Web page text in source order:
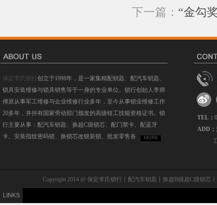
下一篇： “金勾
保定李氏锁行创立于1998年，是一家集精配钥匙、配汽车钥匙、
锁具安装维修与锁具销售等于一身的专业单位。锁行创始人李师
傅原从事军工维修与企业维修行业多年，至今从事锁业维修工作
20多年，并持有国家劳动部门颁发的高级钳工技能资格证书。锁
行主要从事：配汽车钥匙、换超C级锁芯、配门禁卡、配蓝牙
卡、安装指纹密码锁、换锁芯改锁装锁、批发零售各
MORE
TEL：
ADD：
Copyright 2014 @ 保定李氏锁行丨配汽车钥匙丨换超B级超C级锁
LINKS